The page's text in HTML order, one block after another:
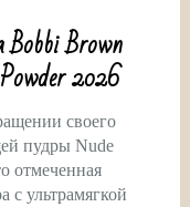
Brown
2026
своего
пудры Nude
отмеченная
с ультрамягкой